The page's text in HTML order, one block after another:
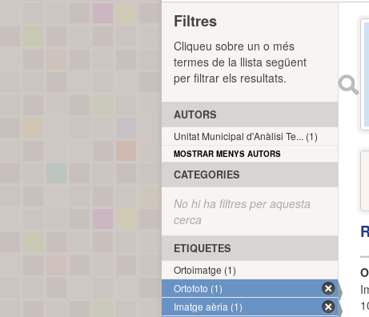
Filtres
Cliqueu sobre un o més
termes de la llista següent
per filtrar els resultats.
AUTORS
Unitat Municipal d'Anàlisi Te... (1)
MOSTRAR MENYS AUTORS
CATEGORIES
No hi ha filtres per aquesta
cerca
ETIQUETES
Ortoimatge (1)
Ortofoto (1)
Imatge aèria (1)